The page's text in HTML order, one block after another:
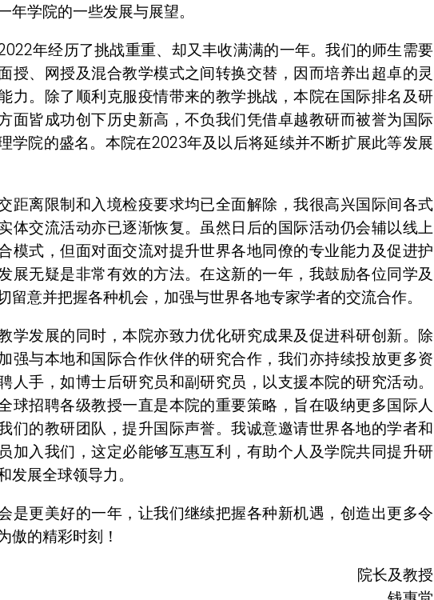
年学院的一些发展与展望。
年经历了挑战重重、却又丰收满满的一年。我们的师生需要
授、网授及混合教学模式之间转换交替，因而培养出超卓的灵
力。除了顺利克服疫情带来的教学挑战，本院在国际排名及研
面皆成功创下历史新高，不负我们凭借卓越教研而被誉为国际
学院的盛名。本院在2023年及以后将延续并不断扩展此等发展
距离限制和入境检疫要求均已全面解除，我很高兴国际间各式
体交流活动亦已逐渐恢复。虽然日后的国际活动仍会辅以线上
模式，但面对面交流对提升世界各地同僚的专业能力及促进护
展无疑是非常有效的方法。在这新的一年，我鼓励各位同学及
留意并把握各种机会，加强与世界各地专家学者的交流合作。
学发展的同时，本院亦致力优化研究成果及促进科研创新。除
强与本地和国际合作伙伴的研究合作，我们亦持续投放更多资
人手，如博士后研究员和副研究员，以支援本院的研究活动。
球招聘各级教授一直是本院的重要策略，旨在吸纳更多国际人
们的教研团队，提升国际声誉。我诚意邀请世界各地的学者和
加入我们，这定必能够互惠互利，有助个人及学院共同提升研
发展全球领导力。
是更美好的一年，让我们继续把握各种新机遇，创造出更多令
傲的精彩时刻！
院长及教授